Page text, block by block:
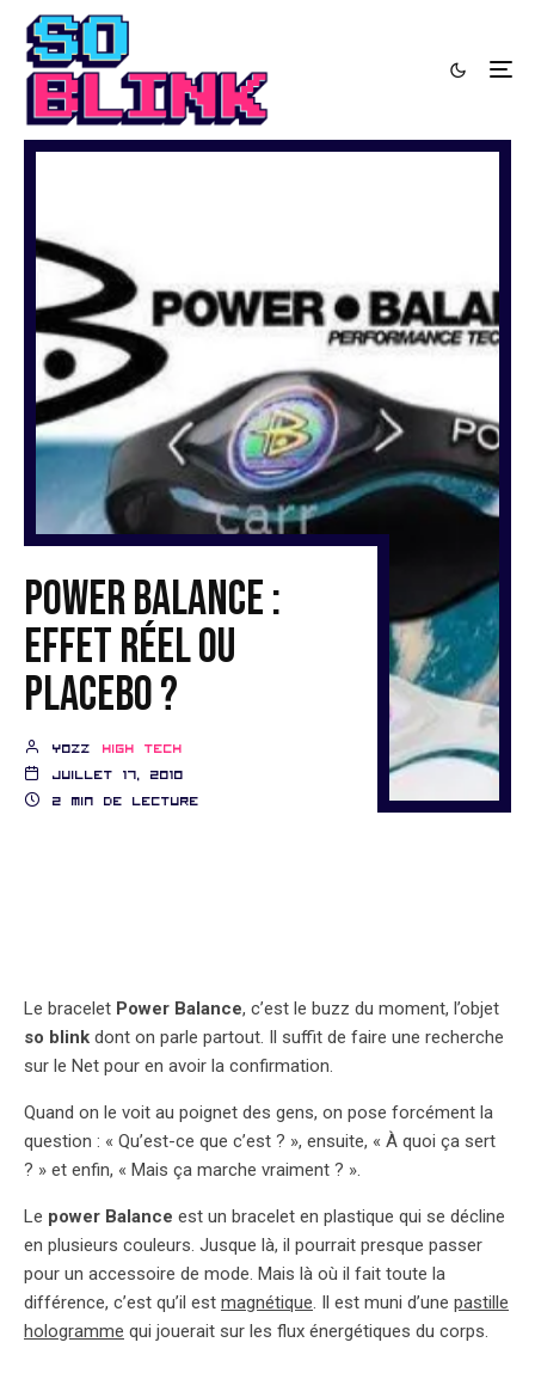
Power Balance :
effet réel ou
placebo ?
YozZ
High Tech
juillet 17, 2010
2 min de lecture
Le bracelet Power Balance, c’est le buzz du moment, l’objet
so blink dont on parle partout. Il suffit de faire une recherche
sur le Net pour en avoir la confirmation.
Quand on le voit au poignet des gens, on pose forcément la
question : « Qu’est-ce que c’est ? », ensuite, « À quoi ça sert
? » et enfin, « Mais ça marche vraiment ? ».
Le power Balance est un bracelet en plastique qui se décline
en plusieurs couleurs. Jusque là, il pourrait presque passer
pour un accessoire de mode. Mais là où il fait toute la
différence, c’est qu’il est magnétique. Il est muni d’une pastille
hologramme qui jouerait sur les flux énergétiques du corps.